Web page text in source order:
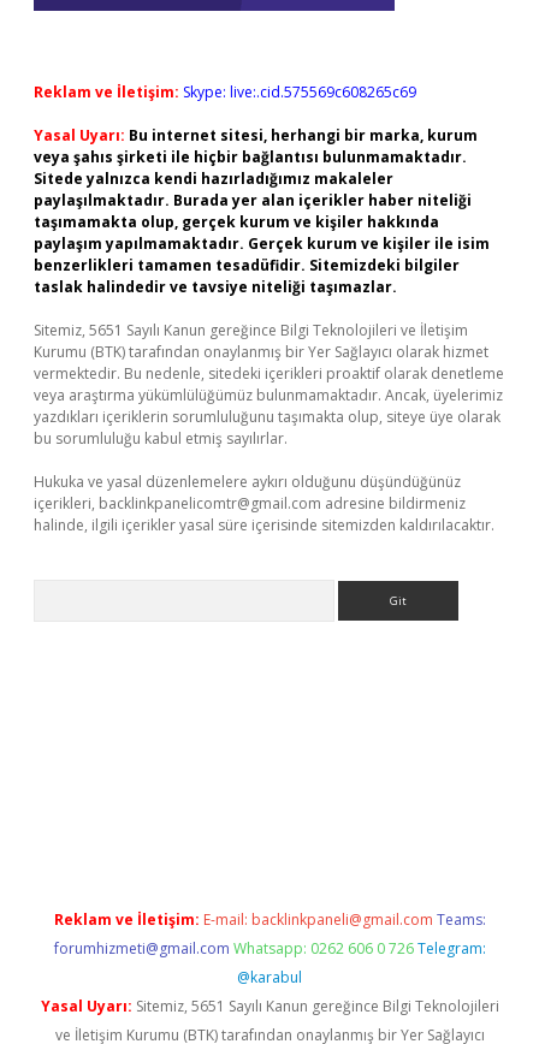
Reklam ve İletişim: Skype: live:.cid.575569c608265c69
Yasal Uyarı: Bu internet sitesi, herhangi bir marka, kurum
veya şahıs şirketi ile hiçbir bağlantısı bulunmamaktadır.
Sitede yalnızca kendi hazırladığımız makaleler
paylaşılmaktadır. Burada yer alan içerikler haber niteliği
taşımamakta olup, gerçek kurum ve kişiler hakkında
paylaşım yapılmamaktadır. Gerçek kurum ve kişiler ile isim
benzerlikleri tamamen tesadüfidir. Sitemizdeki bilgiler
taslak halindedir ve tavsiye niteliği taşımazlar.
Sitemiz, 5651 Sayılı Kanun gereğince Bilgi Teknolojileri ve İletişim
Kurumu (BTK) tarafından onaylanmış bir Yer Sağlayıcı olarak hizmet
vermektedir. Bu nedenle, sitedeki içerikleri proaktif olarak denetleme
veya araştırma yükümlülüğümüz bulunmamaktadır. Ancak, üyelerimiz
yazdıkları içeriklerin sorumluluğunu taşımakta olup, siteye üye olarak
bu sorumluluğu kabul etmiş sayılırlar.
Hukuka ve yasal düzenlemelere aykırı olduğunu düşündüğünüz
içerikleri, backlinkpanelicomtr@gmail.com adresine bildirmeniz
halinde, ilgili içerikler yasal süre içerisinde sitemizden kaldırılacaktır.
Reklam ve İletişim: E-mail: backlinkpaneli@gmail.com Teams:
forumhizmeti@gmail.com Whatsapp: 0262 606 0 726 Telegram:
@karabul
Yasal Uyarı: Sitemiz, 5651 Sayılı Kanun gereğince Bilgi Teknolojileri
ve İletişim Kurumu (BTK) tarafından onaylanmış bir Yer Sağlayıcı